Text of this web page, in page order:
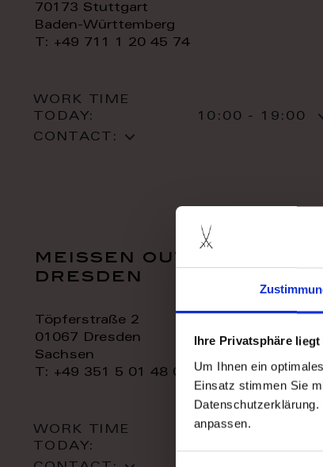
Ihre Privatsphäre
Um Ihnen ein
Einsatz stimmen Sie
anpassen.
70173 Stuttgart
Baden-Württemberg
T: +49 711 1 20 45 74
WORK TIME
TODAY:
10:00 - 19:00
CONTACT:
meissen outlet
dresden
Töpferstraße 2
01067 Dresden
Sachsen
T: +49 351 5 01 48 06
WORK TIME
TODAY: